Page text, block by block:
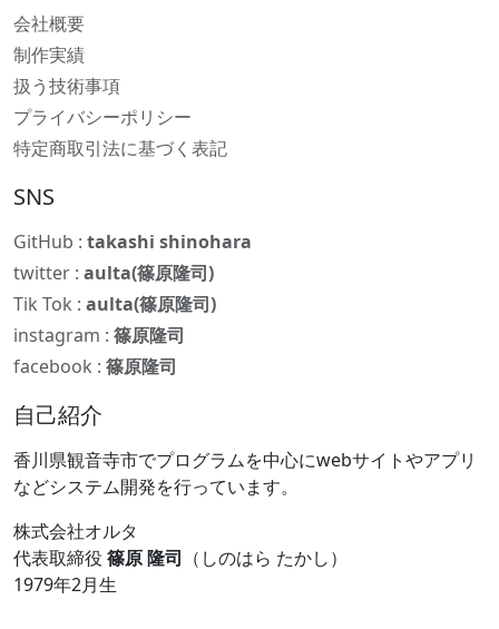
会社概要
制作実績
扱う技術事項
プライバシーポリシー
特定商取引法に基づく表記
SNS
GitHub : takashi shinohara
twitter : aulta(篠原隆司)
Tik Tok : aulta(篠原隆司)
instagram : 篠原隆司
facebook : 篠原隆司
自己紹介
香川県観音寺市でプログラムを中心にwebサイトやアプリ
などシステム開発を行っています。
株式会社オルタ
代表取締役 篠原 隆司 （しのはら たかし）
1979年2月生